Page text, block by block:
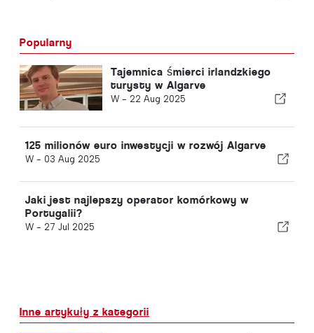
Popularny
Tajemnica śmierci irlandzkiego
turysty w Algarve
W - 22 Aug 2025
125 milionów euro inwestycji w rozwój Algarve
W - 03 Aug 2025
Jaki jest najlepszy operator komórkowy w
Portugalii?
W - 27 Jul 2025
Inne artykuły z kategorii